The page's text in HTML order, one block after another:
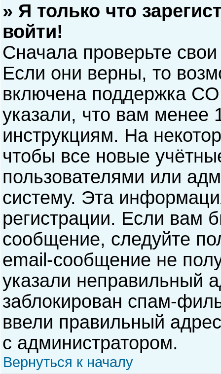
» Я только что
войти!
Сначала проверьте
Если они верны, то
включена поддержка
указали, что вам менее
инструкциям. На
чтобы все новые
пользователями или
систему. Эта
регистрации. Если вам
сообщение, следуйте
email-сообщение не
указали неправильный
заблокирован спам-
ввели правильный
с администратором.
Вернуться к началу